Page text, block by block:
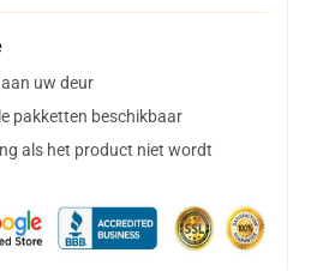
uw deur
pakketten beschikbaar
als het product niet wordt